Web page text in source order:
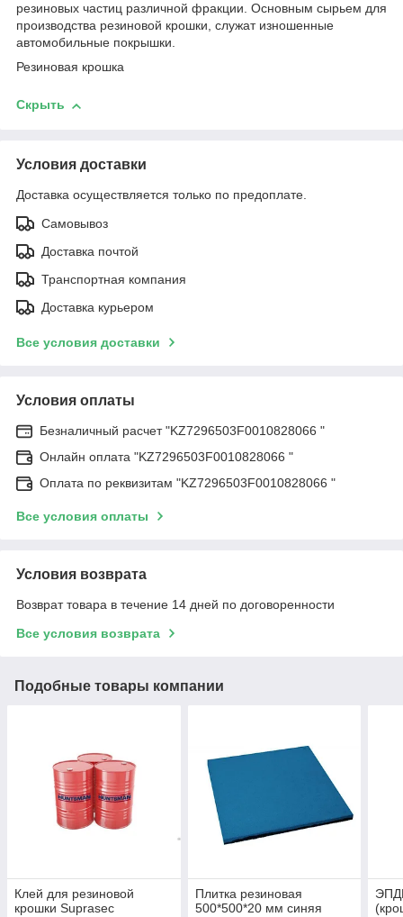
резиновых частиц различной фракции. Основным сырьем для
производства резиновой крошки, служат изношенные
автомобильные покрышки.
Резиновая крошка
Скрыть
Условия доставки
Доставка осуществляется только по предоплате.
Самовывоз
Доставка почтой
Транспортная компания
Доставка курьером
Все условия доставки
Условия оплаты
Безналичный расчет "KZ7296503F0010828066 "
Онлайн оплата "KZ7296503F0010828066 "
Оплата по реквизитам "KZ7296503F0010828066 "
Все условия оплаты
Условия возврата
Возврат товара в течение 14 дней по договоренности
Все условия возврата
Подобные товары компании
Клей для резиновой
крошки Suprasec
Плитка резиновая
500*500*20 мм синяя